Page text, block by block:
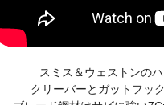
スミス＆ウェストンの
クリーバーとガットフッ